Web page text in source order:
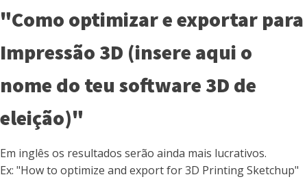
"Como optimizar e exportar para
Impressão 3D (insere aqui o
nome do teu software 3D de
eleição)"
Em inglês os resultados serão ainda mais lucrativos.
Ex: "How to optimize and export for 3D Printing Sketchup"